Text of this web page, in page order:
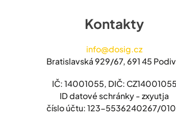
Kontakty
info@dosig.cz
Bratislavská 929/67, 691 45
IČ: 14001055, DIČ: CZ14001055
ID datové schránky - zxyutja
číslo účtu: 123-5536240267/